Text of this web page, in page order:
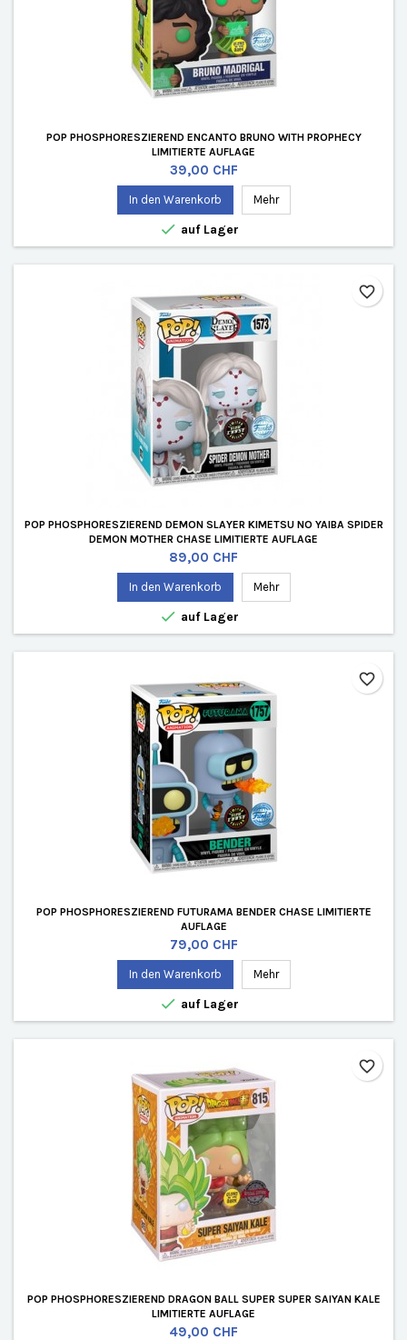
POP PHOSPHORESZIEREND ENCANTO BRUNO WITH PROPHECY
LIMITIERTE AUFLAGE
Preis
39,00 CHF
In den Warenkorb Mehr
 auf Lager
POP PHOSPHORESZIEREND DEMON SLAYER KIMETSU NO YAIBA SPIDER
DEMON MOTHER CHASE LIMITIERTE AUFLAGE
Preis
89,00 CHF
In den Warenkorb Mehr
 auf Lager
favorite_border
POP PHOSPHORESZIEREND FUTURAMA BENDER CHASE LIMITIERTE
AUFLAGE
Preis
79,00 CHF
In den Warenkorb Mehr
 auf Lager
favorite_border
POP PHOSPHORESZIEREND DRAGON BALL SUPER SUPER SAIYAN KALE
LIMITIERTE AUFLAGE
Preis
49,00 CHF
favorite_border